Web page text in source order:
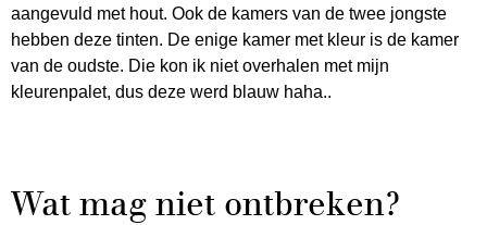
aangevuld met hout. Ook de kamers van de twee jongste
hebben deze tinten. De enige kamer met kleur is de kamer
van de oudste. Die kon ik niet overhalen met mijn
kleurenpalet, dus deze werd blauw haha..
Wat mag niet ontbreken?